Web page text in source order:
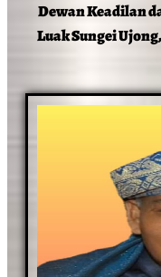
Dewan Keadilan
Luak Sungei